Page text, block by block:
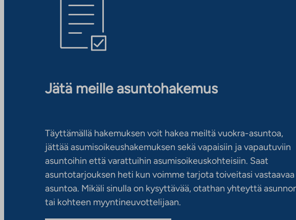
Jätä meille asuntohakemus
Täyttämällä hakemuksen voit hakea meiltä vuokra-asuntoa,
jättää asumisoikeushakemuksen sekä vapaisiin ja vapautuviin
asuntoihin että varattuihin asumisoikeuskohteisiin. Saat
asuntotarjouksen heti kun voimme tarjota toiveitasi vastaavaa
asuntoa. Mikäli sinulla on kysyttävää, otathan yhteyttä
tai kohteen myyntineuvottelijaan.